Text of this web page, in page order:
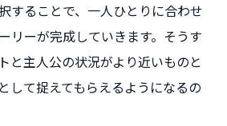
することで、一人ひとりに合わせ
リーが完成していきます。そうす
と主人公の状況がより近いものと
して捉えてもらえるようになるの